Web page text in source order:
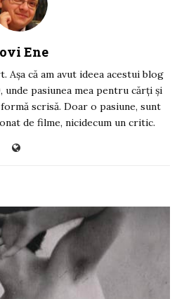
Ene
Așa că am avut ideea acestui blog
pasiunea mea pentru cărți și
scrisă. Doar o pasiune, sunt
de filme, nicidecum un critic.